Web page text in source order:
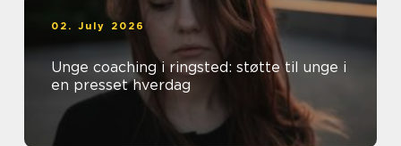
02. July 2026
Unge coaching i ringsted: støtte til unge i
en presset hverdag